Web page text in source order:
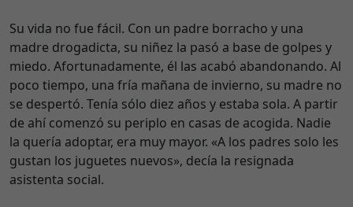
Su vida no fue fácil. Con un padre borracho y una
madre drogadicta, su niñez la pasó a base de golpes y
miedo. Afortunadamente, él las acabó abandonando. Al
poco tiempo, una fría mañana de invierno, su madre no
se despertó. Tenía sólo diez años y estaba sola. A partir
de ahí comenzó su periplo en casas de acogida. Nadie
la quería adoptar, era muy mayor. «A los padres solo les
gustan los juguetes nuevos», decía la resignada
asistenta social.